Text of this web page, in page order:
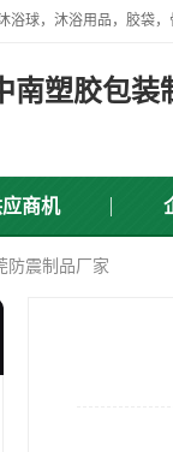
南塑胶包装
商机
防震制品厂家